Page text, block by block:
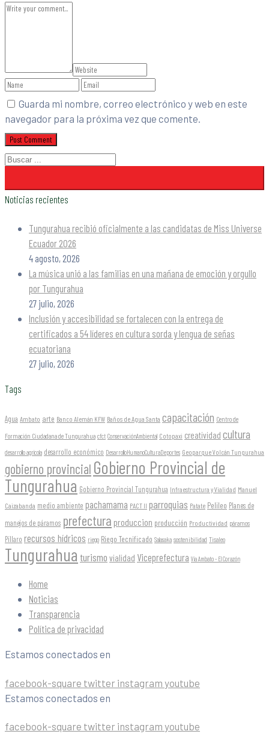
Guarda mi nombre, correo electrónico y web en este
navegador para la próxima vez que comente.
Noticias recientes
Tungurahua recibió oficialmente a las candidatas de Miss Universe
Ecuador 2026
4 agosto, 2026
La música unió a las familias en una mañana de emoción y orgullo
por Tungurahua
27 julio, 2026
Inclusión y accesibilidad se fortalecen con la entrega de
certificados a 54 líderes en cultura sorda y lengua de señas
ecuatoriana
27 julio, 2026
Tags
Agua Ambato arte Banco Alemán KFW Baños de Agua Santa capacitación Centro de
Formación Ciudadana de Tungurahua cfct ConservaciónAmbiental Cotopaxi creatividad cultura
desarrollo agrícola desarrollo económico DesarrolloHumanoCulturaDeportes Geoparque Volcán Tungurahua
gobierno provincial Gobierno Provincial de
Tungurahua Gobierno Provincial Tungurahua Infraestructura y Vialidad Manuel
Caizabanda medio ambiente pachamama PACT II parroquias Patate Pelileo Planes de
manejos de páramos prefectura produccion producción Productividad páramos
Píllaro recursos hídricos riego Riego Tecnificado Salasaka sostenibilidad Tisaleo
Tungurahua turismo vialidad Viceprefectura Vía Ambato - El Corazón
Home
Noticias
Transparencia
Política de privacidad
Estamos conectados en
facebook-square twitter instagram youtube
Estamos conectados en
facebook-square twitter instagram youtube